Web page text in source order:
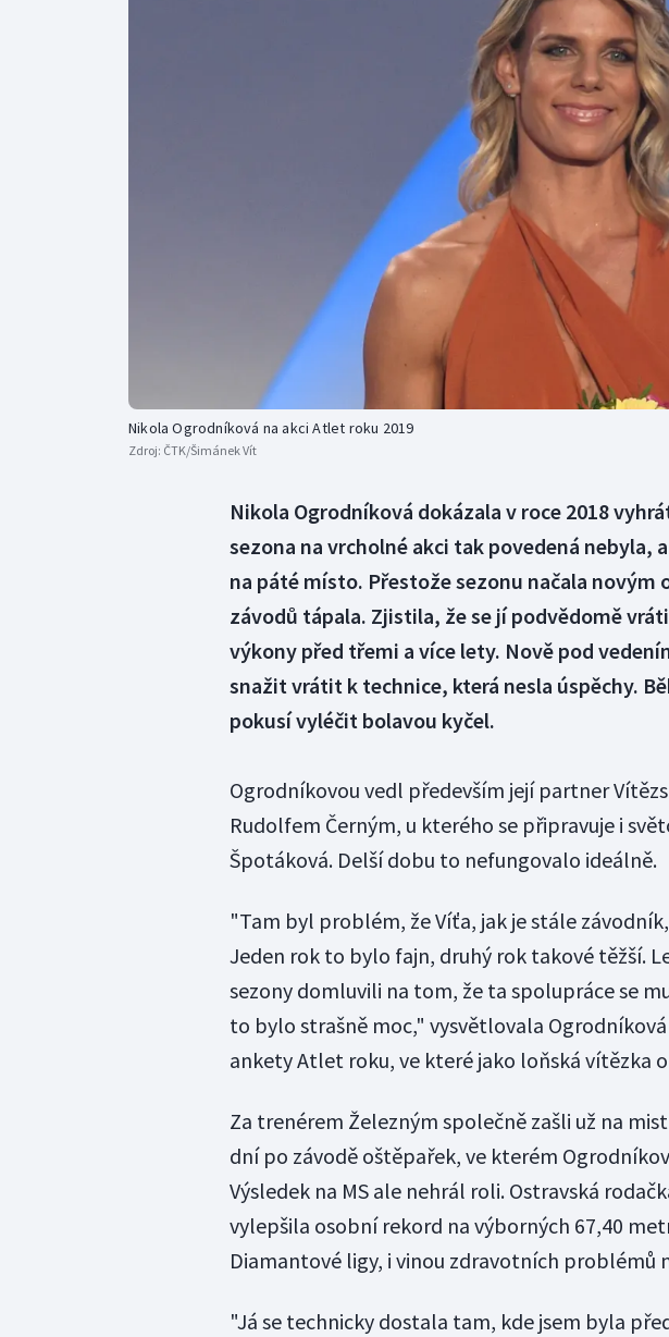
Golf
Gymnastika
Moderní
Motorsport
Olympijské
Parasport
Plážový
Nikola Ogrodníková na akci Atlet roku 2019
Zdroj: ČTK/Šimánek Vít
Nikola Ogrodníková dokázala v roce 2018
sezona na vrcholné akci tak povedená nebyla,
na páté místo. Přestože sezonu načala novým
závodů tápala. Zjistila, že se jí podvědomě
výkony před třemi a více lety. Nově pod
snažit vrátit k technice, která nesla úspěchy.
pokusí vyléčit bolavou kyčel.
Ogrodníkovou vedl především její partner
Rudolfem Černým, u kterého se připravuje i
Špotáková. Delší dobu to nefungovalo ideálně.
"Tam byl problém, že Víťa, jak je stále
Jeden rok to bylo fajn, druhý rok takové těžší.
sezony domluvili na tom, že ta spolupráce se
to bylo strašně moc," vysvětlovala
ankety Atlet roku, ve které jako loňská vítězka
Za trenérem Železným společně zašli už na
dní po závodě oštěpařek, ve kterém
Výsledek na MS ale nehrál roli. Ostravská
vylepšila osobní rekord na výborných 67,40
Diamantové ligy, i vinou zdravotních problémů
"Já se technicky dostala tam, kde jsem byla